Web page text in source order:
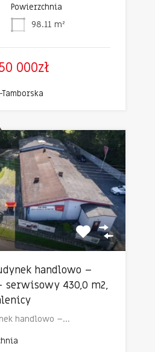
Powierzchnia
98.11 m²
000zł
handlowo –
serwisowy 430,0 m2,
handlowo –…